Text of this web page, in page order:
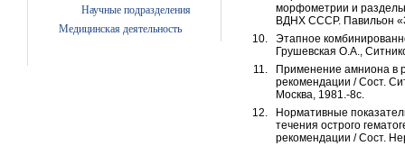
Научные подразделения
Медицинская деятельность
морфометрии и
ВДНХ СССР. Павильон
Этапное
Грушевская О.А.,
Применение амниона в
рекомендации / Сост.
Москва, 1981.-8с.
Нормативные
течения острого
рекомендации / Сост.